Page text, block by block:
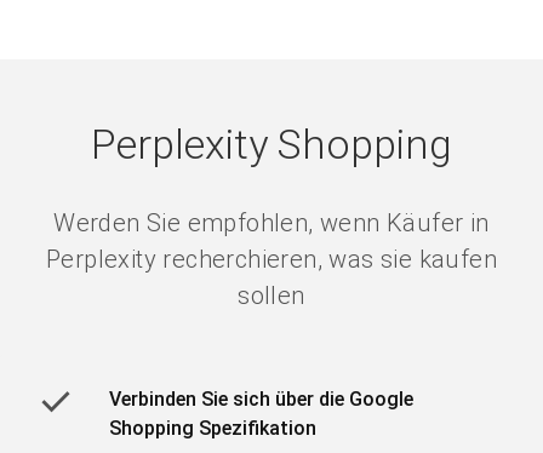
Perplexity Shopping
Werden Sie empfohlen, wenn Käufer in
Perplexity recherchieren, was sie kaufen
sollen
Verbinden Sie sich über die Google
Shopping Spezifikation